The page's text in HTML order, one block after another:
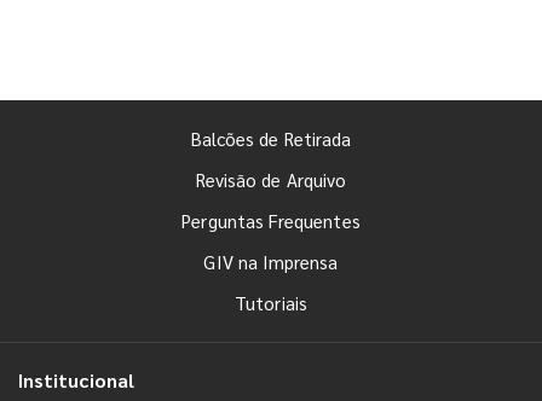
Balcões de Retirada
Revisão de Arquivo
Perguntas Frequentes
GIV na Imprensa
Tutoriais
Institucional